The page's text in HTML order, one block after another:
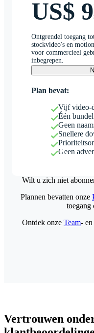
US$ 9
Ontgrendel toegang
stockvideo's en
voor commercieel
inbegrepen.
Plan bevat:
Vijf video-
Één
Geen
Snellere
Geen
Wilt u zich niet
Plannen bevatten onze
toegang
Ontdek onze Team- en
Vertrouwen